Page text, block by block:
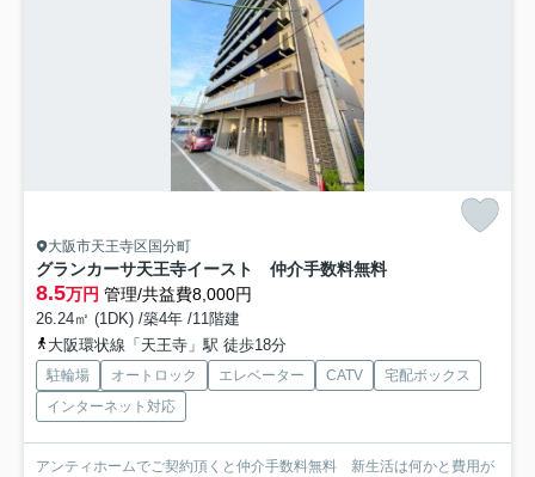
大阪市天王寺区国分町
グランカーサ天王寺イースト 仲介手数料無料
8.5万円 管理/共益費8,000円
26.24㎡ (1DK) /築4年 /11階建
大阪環状線「天王寺」駅 徒歩18分
駐輪場 オートロック エレベーター CATV
宅配ボックス
インターネット対応
アンティホームでご契約頂くと仲介手数料無料 新生活は何かと費用が